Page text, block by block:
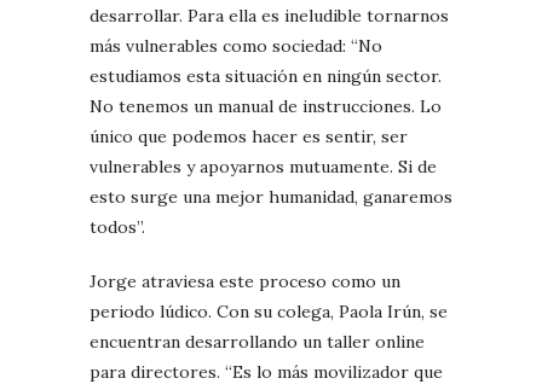
desarrollar. Para ella es ineludible tornarnos
más vulnerables como sociedad: “No
estudiamos esta situación en ningún sector.
No tenemos un manual de instrucciones. Lo
único que podemos hacer es sentir, ser
vulnerables y apoyarnos mutuamente. Si de
esto surge una mejor humanidad, ganaremos
todos”.
Jorge atraviesa este proceso como un
periodo lúdico. Con su colega, Paola Irún, se
encuentran desarrollando un taller online
para directores. “Es lo más movilizador que